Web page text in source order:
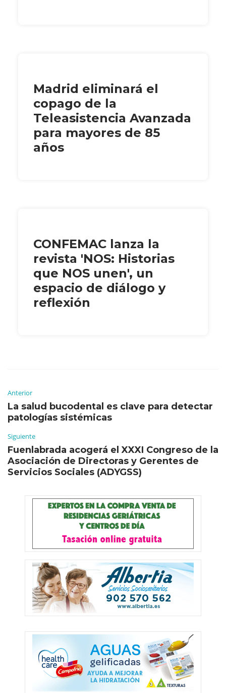
Madrid eliminará el
copago de la
Teleasistencia Avanzada
para mayores de 85
años
CONFEMAC lanza la
revista 'NOS: Historias
que NOS unen', un
espacio de diálogo y
reflexión
Anterior
La salud bucodental es clave para detectar
patologías sistémicas
Siguiente
Fuenlabrada acogerá el XXXI Congreso de la
Asociación de Directoras y Gerentes de
Servicios Sociales (ADYGSS)